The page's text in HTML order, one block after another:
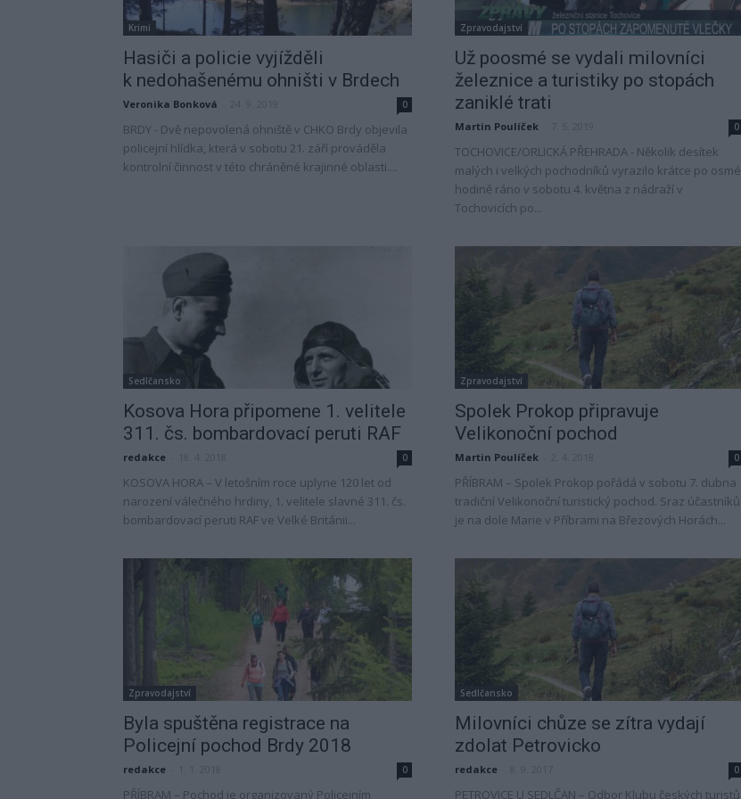
Krimi
Hasiči a policie vyjížděli
k nedohašenému ohništi v Brdech
Veronika Bonková 0
BRDY - Dvě nepovolená ohniště v CHKO Brdy objevila
policejní hlídka, která v sobotu 21. září prováděla
kontrolní činnost v této chráněné krajinné oblasti....
Zpravodajství
Už poosmé se vydali milovníci
železnice a turistiky po stopách
zaniklé trati
Martin Poulíček 0
TOCHOVICE/ORLICKÁ PŘEHRADA - Několik desítek
malých i velkých pochodníků vyrazilo krátce po osmé
hodině ráno v sobotu 4. května z nádraží v
Tochovicích po...
Sedlčansko
Kosova Hora připomene 1. velitele
311. čs. bombardovací peruti RAF
redakce 0
KOSOVA HORA – V letošním roce uplyne 120 let od
narození válečného hrdiny, 1. velitele slavné 311. čs.
bombardovací peruti RAF ve Velké Británii...
Zpravodajství
Spolek Prokop připravuje
Velikonoční pochod
Martin Poulíček 0
PŘÍBRAM – Spolek Prokop pořádá v sobotu 7. dubna
tradiční Velikonoční turistický pochod. Sraz účastníků
je na dole Marie v Příbrami na Březových Horách...
Zpravodajství
Byla spuštěna registrace na
Policejní pochod Brdy 2018
redakce 0
PŘÍBRAM – Pochod je organizovaný Policejním
Sedlčansko
Milovníci chůze se zítra vydají
zdolat Petrovicko
redakce 0
PETROVICE U SEDLČAN – Odbor Klubu českých turistů